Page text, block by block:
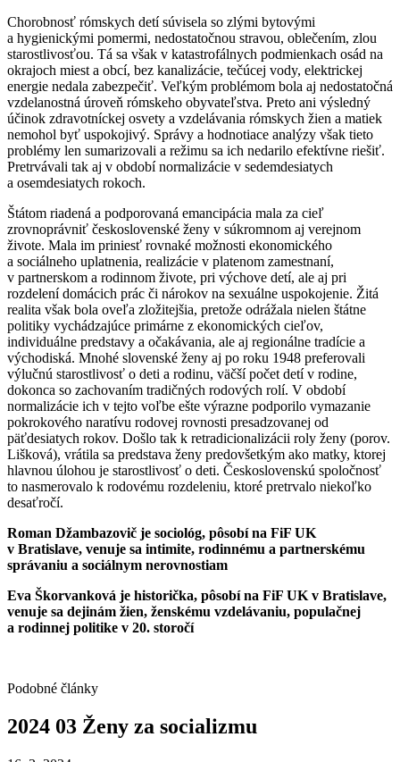
Chorobnosť rómskych detí súvisela so zlými bytovými
a hygienickými pomermi, nedostatočnou stravou, oblečením, zlou
starostlivosťou. Tá sa však v katastrofálnych podmienkach osád na
okrajoch miest a obcí, bez kanalizácie, tečúcej vody, elektrickej
energie nedala zabezpečiť. Veľkým problémom bola aj nedostatočná
vzdelanostná úroveň rómskeho obyvateľstva. Preto ani výsledný
účinok zdravotníckej osvety a vzdelávania rómskych žien a matiek
nemohol byť uspokojivý. Správy a hodnotiace analýzy však tieto
problémy len sumarizovali a režimu sa ich nedarilo efektívne riešiť.
Pretrvávali tak aj v období normalizácie v sedemdesiatych
a osemdesiatych rokoch.
Štátom riadená a podporovaná emancipácia mala za cieľ
zrovnoprávniť československé ženy v súkromnom aj verejnom
živote. Mala im priniesť rovnaké možnosti ekonomického
a sociálneho uplatnenia, realizácie v platenom zamestnaní,
v partnerskom a rodinnom živote, pri výchove detí, ale aj pri
rozdelení domácich prác či nárokov na sexuálne uspokojenie. Žitá
realita však bola oveľa zložitejšia, pretože odrážala nielen štátne
politiky vychádzajúce primárne z ekonomických cieľov,
individuálne predstavy a očakávania, ale aj regionálne tradície a
východiská. Mnohé slovenské ženy aj po roku 1948 preferovali
výlučnú starostlivosť o deti a rodinu, väčší počet detí v rodine,
dokonca so zachovaním tradičných rodových rolí. V období
normalizácie ich v tejto voľbe ešte výrazne podporilo vymazanie
pokrokového naratívu rodovej rovnosti presadzovanej od
päťdesiatych rokov. Došlo tak k retradicionalizácii roly ženy (porov.
Lišková), vrátila sa predstava ženy predovšetkým ako matky, ktorej
hlavnou úlohou je starostlivosť o deti. Československú spoločnosť
to nasmerovalo k rodovému rozdeleniu, ktoré pretrvalo niekoľko
desaťročí.
Roman Džambazovič je sociológ, pôsobí na FiF UK
v Bratislave, venuje sa intimite, rodinnému a partnerskému
správaniu a sociálnym nerovnostiam
Eva Škorvanková je historička, pôsobí na FiF UK v Bratislave,
venuje sa dejinám žien, ženskému vzdelávaniu, populačnej
a rodinnej politike v 20. storočí
Podobné články
2024 03 Ženy za socializmu